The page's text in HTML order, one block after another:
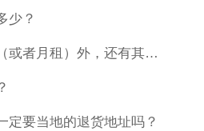
少？
平台除了佣金（或者月租）外，还有其他额外的费用吗？
定要当地的退货地址吗？